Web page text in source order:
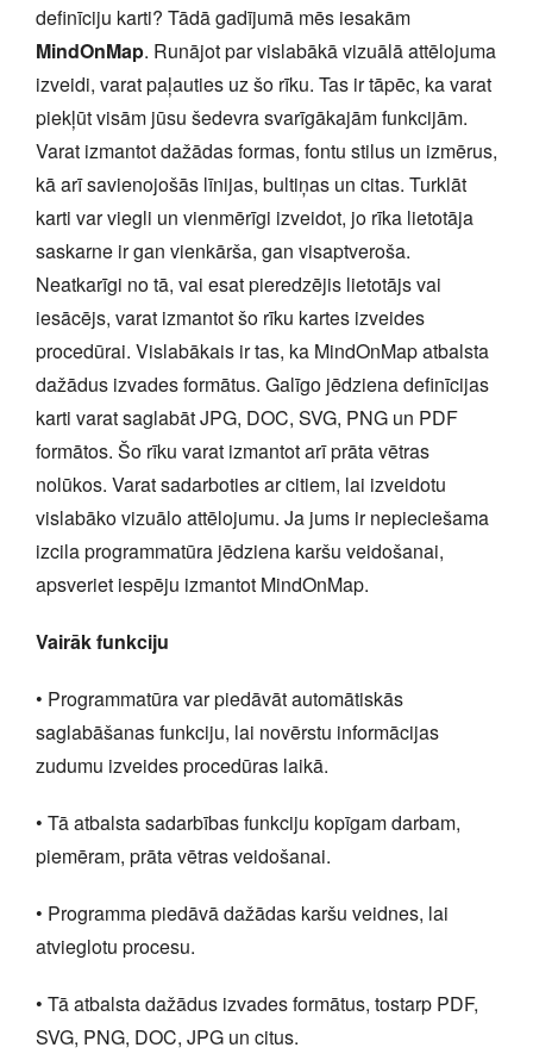
definīciju karti? Tādā gadījumā mēs iesakām
MindOnMap. Runājot par vislabākā vizuālā attēlojuma
izveidi, varat paļauties uz šo rīku. Tas ir tāpēc, ka varat
piekļūt visām jūsu šedevra svarīgākajām funkcijām.
Varat izmantot dažādas formas, fontu stilus un izmērus,
kā arī savienojošās līnijas, bultiņas un citas. Turklāt
karti var viegli un vienmērīgi izveidot, jo rīka lietotāja
saskarne ir gan vienkārša, gan visaptveroša.
Neatkarīgi no tā, vai esat pieredzējis lietotājs vai
iesācējs, varat izmantot šo rīku kartes izveides
procedūrai. Vislabākais ir tas, ka MindOnMap atbalsta
dažādus izvades formātus. Galīgo jēdziena definīcijas
karti varat saglabāt JPG, DOC, SVG, PNG un PDF
formātos. Šo rīku varat izmantot arī prāta vētras
nolūkos. Varat sadarboties ar citiem, lai izveidotu
vislabāko vizuālo attēlojumu. Ja jums ir nepieciešama
izcila programmatūra jēdziena karšu veidošanai,
apsveriet iespēju izmantot MindOnMap.
Vairāk funkciju
• Programmatūra var piedāvāt automātiskās
saglabāšanas funkciju, lai novērstu informācijas
zudumu izveides procedūras laikā.
• Tā atbalsta sadarbības funkciju kopīgam darbam,
piemēram, prāta vētras veidošanai.
• Programma piedāvā dažādas karšu veidnes, lai
atvieglotu procesu.
• Tā atbalsta dažādus izvades formātus, tostarp PDF,
SVG, PNG, DOC, JPG un citus.